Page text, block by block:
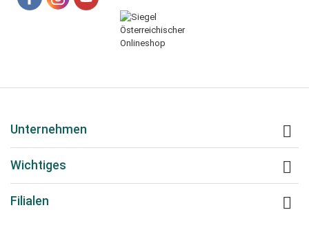
Unternehmen 
Wichtiges 
Filialen 